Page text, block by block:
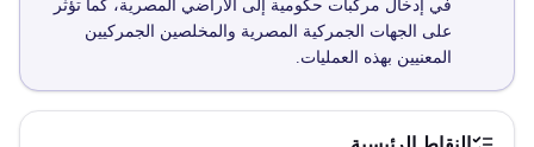
في إدخال مركبات حكومية إلى الأراضي المصرية، كما تؤثر
على الجهات الجمركية المصرية والمخلصين الجمركيين
المعنيين بهذه العمليات.